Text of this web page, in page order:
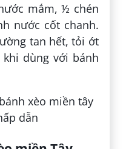
mắm, ½ chén
nước cốt chanh.
tan hết, tỏi ớt
dùng với bánh